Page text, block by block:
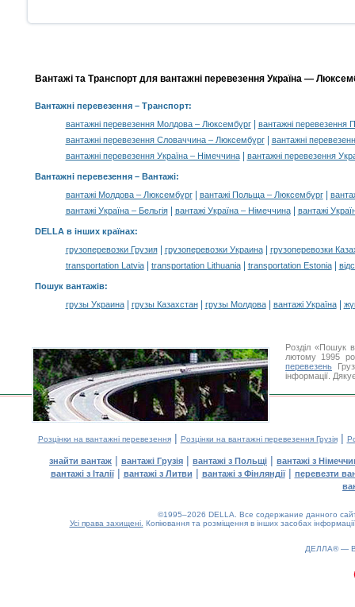
Вантажі та Транспорт для вантажні перевезення Україна —
Вантажні перевезення– Транспорт:
вантажні перевезення Молдова – Люксембург|
вантажні перевезення
вантажні перевезення Словаччина – Люксембург|
вантажні
вантажні перевезення Україна – Німеччина| вантажні перевезення
Вантажні перевезення – Вантажі:
вантажі Молдова – Люксембург| вантажі Польща – Люксембург|
вантажі Україна – Бельгія| вантажі Україна – Німеччина| вантажі
DELLA в інших країнах:
грузоперевозки Грузия| грузоперевозки Украина|
грузоперевозки
transportation Latvia| transportation Lithuania| transportation Estonia|
Пошук вантажів:
грузы Украина| грузы Казахстан| грузы Молдова| вантажі Україна|
Розділ «Пошук
лютому 1995
перевезень
інформації.
Розцінки на вантажні перевезення| Розцінки на вантажні перевезення Грузія|
знайти вантаж | вантажі Грузія | вантажі з Польщі | вантажі з
вантажі з Італії| вантажі з Литви | вантажі з Фінляндії| перевезти
©1995–2026 DELLA. Все содержание данного
Усі права захищені. Копіювання та розміщення в інших засобах
ДЕЛЛА® —